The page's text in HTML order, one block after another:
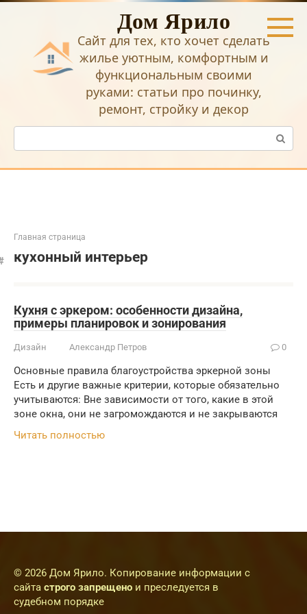
Перейти
Дом Ярило
Сайт для тех, кто хочет сделать
жилье уютным, комфортным и
функциональным своими
руками: статьи про починку,
ремонт, стройку и декор
Поиск:
Главная страница
кухонный интерьер
Кухня с эркером: особенности дизайна,
примеры планировок и зонирования
Дизайн Александр Петров 0
Основные правила благоустройства эркерной зоны
Есть и другие важные критерии, которые обязательно
учитываются: Вне зависимости от того, какие в этой
зоне окна, они не загромождаются и не закрываются
Читать полностью
© 2026 Дом Ярило. Копирование информации с
сайта строго запрещено и преследуется в
судебном порядке